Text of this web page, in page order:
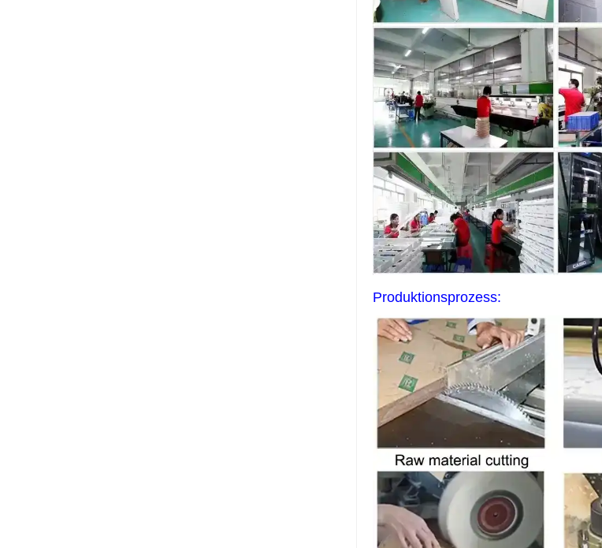
Produktionsprozess: